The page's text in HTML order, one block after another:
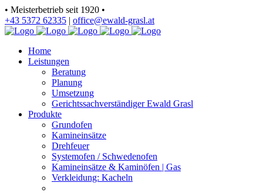
• Meisterbetrieb seit 1920 •
+43 5372 62335 | office@ewald-grasl.at
Home
Leistungen
Beratung
Planung
Umsetzung
Gerichtssachverständiger Ewald Grasl
Produkte
Grundofen
Kamineinsätze
Drehfeuer
Systemofen / Schwedenofen
Kamineinsätze & Kaminöfen | Gas
Verkleidung: Kacheln